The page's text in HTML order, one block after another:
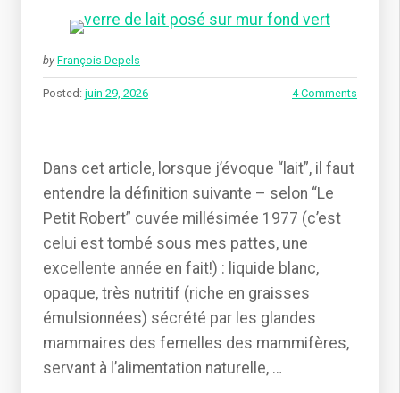
by François Depels
Posted: juin 29, 2026 4 Comments
Dans cet article, lorsque j’évoque “lait”, il faut
entendre la définition suivante – selon “Le
Petit Robert” cuvée millésimée 1977 (c’est
celui est tombé sous mes pattes, une
excellente année en fait!) : liquide blanc,
opaque, très nutritif (riche en graisses
émulsionnées) sécrété par les glandes
mammaires des femelles des mammifères,
servant à l’alimentation naturelle, …